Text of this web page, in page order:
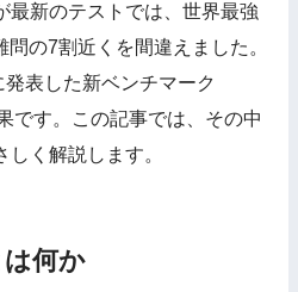
最新のテストでは、世界最強
の7割近くを間違えました。
表した新ベンチマーク
です。この記事では、その中
く解説します。
何か